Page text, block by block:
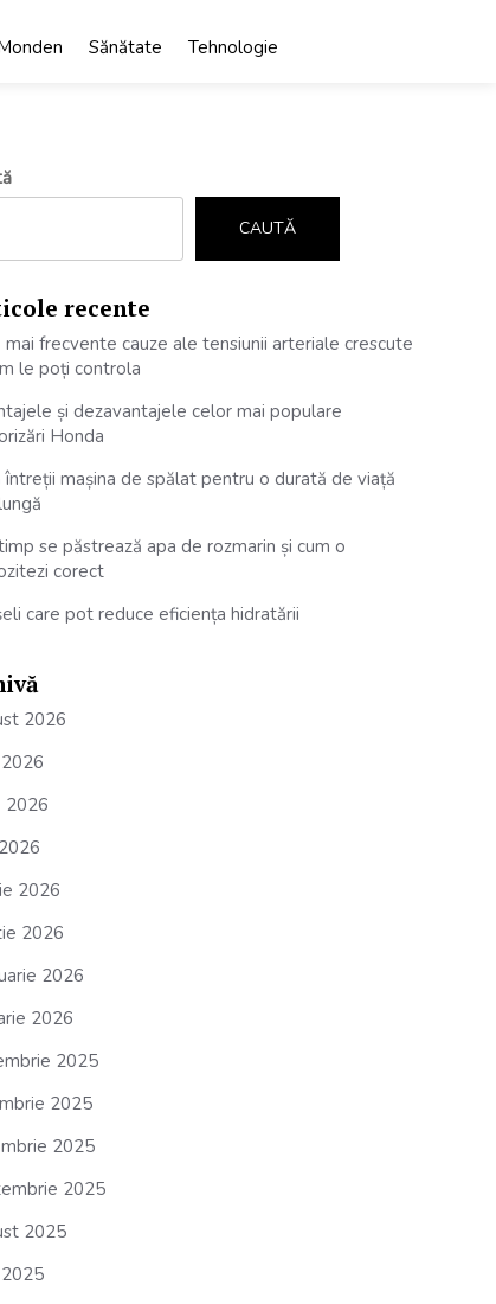
Sănătate Tehnologie
CAUTĂ
recente
mai frecvente cauze ale tensiunii arteriale crescute
le poți controla
și dezavantajele celor mai populare
Honda
întreții mașina de spălat pentru o durată de viață
se păstrează apa de rozmarin și cum o
corect
care pot reduce eficiența hidratării
2026
2026
2026
2026
2026
2026
2025
2025
2025
2025
2025